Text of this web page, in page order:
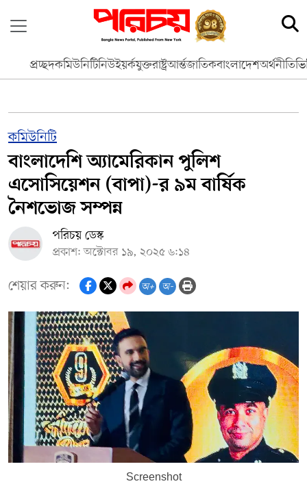
প্রচ্ছদকমিউনিটিনিউইয়র্কযুক্তরাষ্ট্রআর্ন্তজাতিকবাংলাদেশঅর্থনীতি
কমিউনিটি
বাংলাদেশি অ্যামেরিকান পুলিশ
এসোসিয়েশন (বাপা)-র ৯ম বার্ষিক
নৈশভোজ সম্পন্ন
পরিচয় ডেস্ক
প্রকাশ: অক্টোবর ১৯, ২০২৫ ৬:১৪
শেয়ার করুন: অ+ অ-
Screenshot